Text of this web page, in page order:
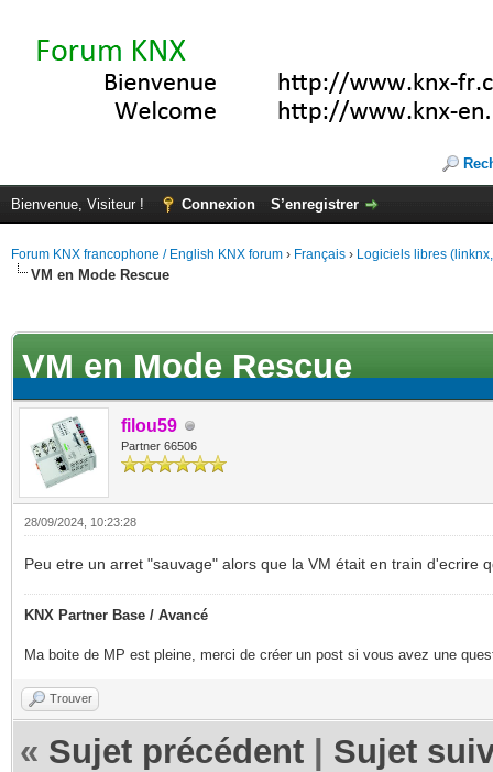
Bienvenue, Visiteur ! Connexion S’enregistrer
Forum KNX francophone / English KNX forum › Français › Logiciels libres
VM en Mode Rescue
VM en Mode Rescue
filou59
Partner 66506
28/09/2024, 10:23:28
Peu etre un arret "sauvage" alors que la VM était en train d'ecrire
KNX Partner Base / Avancé
Ma boite de MP est pleine, merci de créer un post si vous avez une
Trouver
« Sujet précédent Sujet